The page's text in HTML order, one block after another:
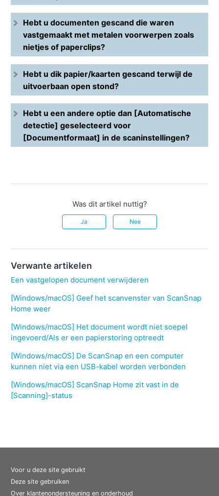
Hebt u documenten gescand die waren
vastgemaakt met metalen voorwerpen zoals
nietjes of paperclips?
Hebt u dik papier/kaarten gescand terwijl de
uitvoerbaan open stond?
Hebt u een andere optie dan [Automatische
detectie] geselecteerd voor
[Documentformaat] in de scaninstellingen?
Was dit artikel nuttig?
Ja Nee
Verwante artikelen
Een vastgelopen document verwijderen
[Windows/macOS] Geef het scanvenster van ScanSnap
Home weer
[Windows/macOS] Het document wordt niet soepel
ingevoerd/Als er een papierstoring optreedt
[Windows/macOS] De ScanSnap en een computer
kunnen niet via een USB-kabel worden verbonden
[Windows/macOS] ScanSnap Home zit vast in de
[Scanning]-status
Voor u deze site gebruikt
Deze site gebruiken
Over klantenondersteuning en onderhoud